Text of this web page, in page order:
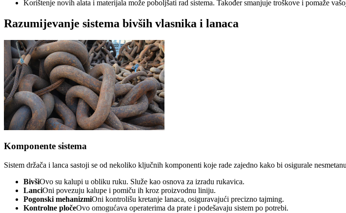
Korištenje novih alata i materijala može poboljšati rad sistema. Također smanjuje troškove i pomaže
Razumijevanje sistema bivših vlasnika i lanaca
Komponente sistema
Sistem držača i lanca sastoji se od nekoliko ključnih komponenti koje rade zajedno kako bi osigurale
BivšiOvo su kalupi u obliku ruku. Služe kao osnova za izradu rukavica.
LanciOni povezuju kalupe i pomiču ih kroz proizvodnu liniju.
Pogonski mehanizmiOni kontrolišu kretanje lanaca, osiguravajući precizno tajming.
Kontrolne pločeOvo omogućava operaterima da prate i podešavaju sistem po potrebi.